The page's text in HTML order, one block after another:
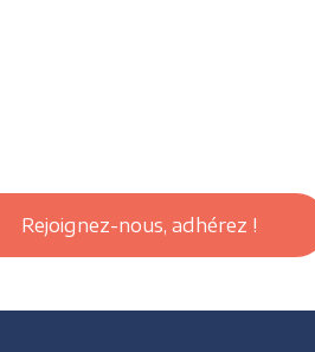
Rejoignez-nous, adhérez !